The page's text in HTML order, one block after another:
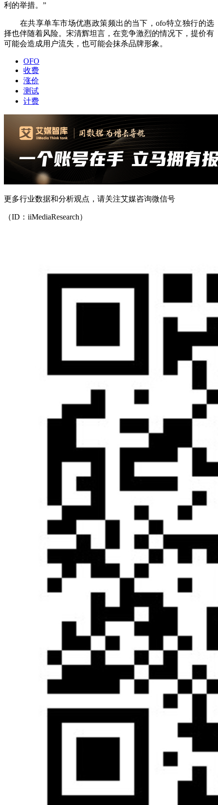
利的举措。”
在共享单车市场优惠政策频出的当下，ofo特立独行的选
择也伴随着风险。宋清辉坦言，在竞争激烈的情况下，提价有
可能会造成用户流失，也可能会抹杀品牌形象。
OFO
收费
涨价
测试
计费
更多行业数据和分析观点，请关注艾媒咨询微信号
（ID：iiMediaResearch）